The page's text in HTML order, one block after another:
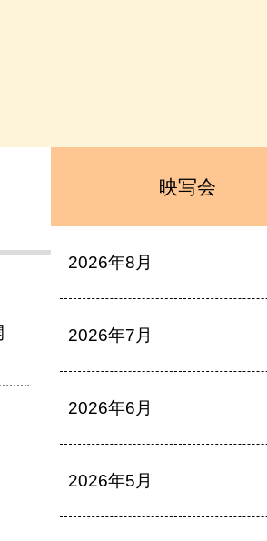
映写会
2026年8月
2026年7月
2026年6月
2026年5月